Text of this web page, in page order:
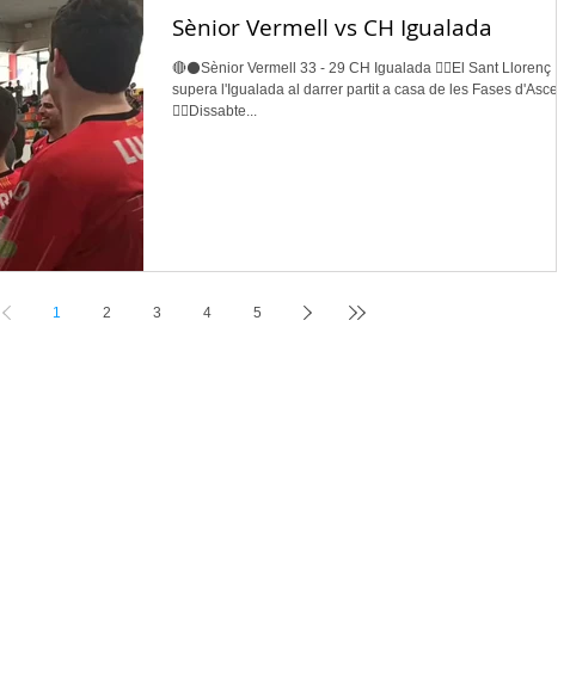
Sènior Vermell vs CH Igualada
🔴⚫️Sènior Vermell 33 - 29 CH Igualada 👉🏽El Sant Llorenç
supera l'Igualada al darrer partit a casa de les Fases d'Ascens.
👉🏽Dissabte...
1 2 3 4 5